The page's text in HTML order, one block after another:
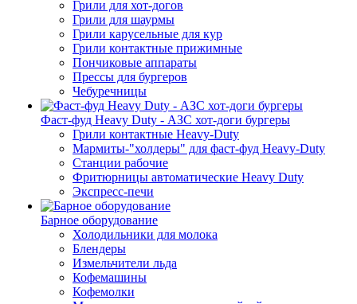
Грили для хот-догов
Грили для шаурмы
Грили карусельные для кур
Грили контактные прижимные
Пончиковые аппараты
Прессы для бургеров
Чебуречницы
Фаст-фуд Heavy Duty - АЗС хот-доги бургеры
Грили контактные Heavy-Duty
Мармиты-"холдеры" для фаст-фуд Heavy-Duty
Станции рабочие
Фритюрницы автоматические Heavy Duty
Экспресс-печи
Барное оборудование
Холодильники для молока
Блендеры
Измельчители льда
Кофемашины
Кофемолки